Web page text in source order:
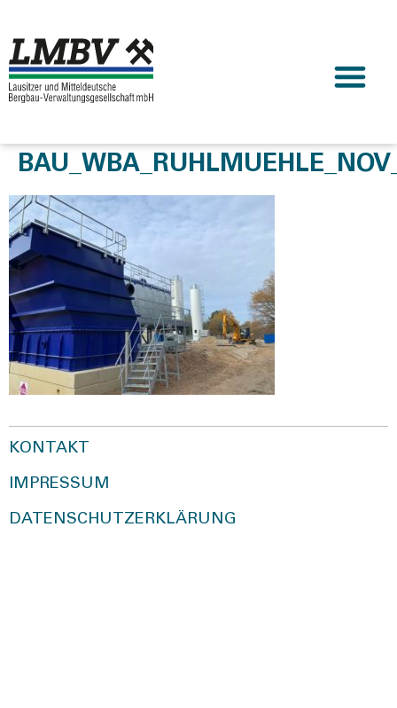
KONTAKT
IMPRESSUM
DATENSCHUTZERKLÄRUNG